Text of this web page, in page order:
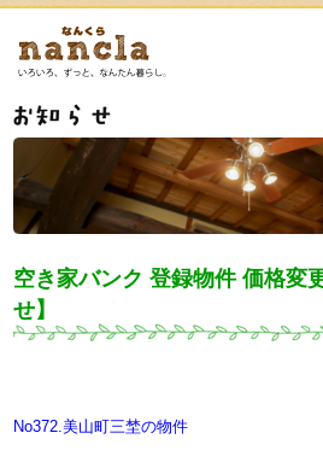
空き家バンク 登録物件 価格変
せ】
No372.美山町三埜の物件